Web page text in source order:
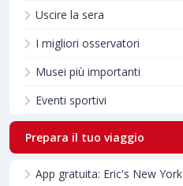
Uscire la sera
I migliori osservatori
Musei più importanti
Eventi sportivi
Prepara il tuo viaggio
App gratuita: Eric's New York